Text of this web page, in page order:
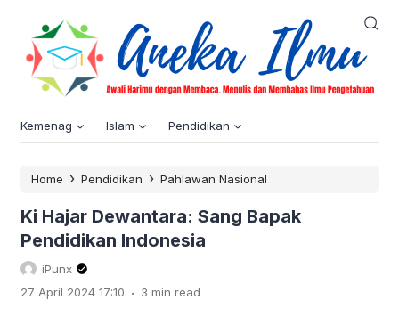
Kemenag Islam Pendidikan
Home › Pendidikan › Pahlawan Nasional
Ki Hajar Dewantara: Sang Bapak
Pendidikan Indonesia
iPunx
27 April 2024 17:10 . 3 min read